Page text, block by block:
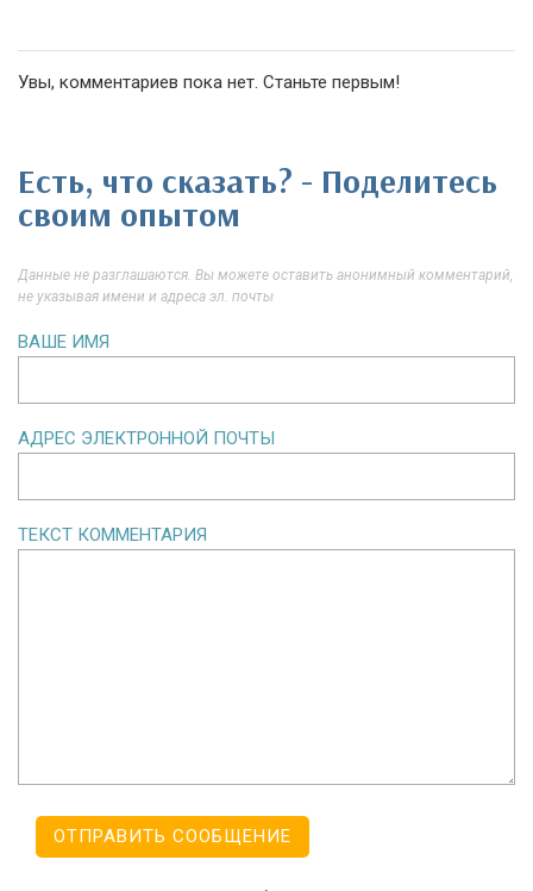
Увы, комментариев пока нет. Станьте первым!
Есть, что сказать? - Поделитесь
своим опытом
Данные не разглашаются. Вы можете оставить анонимный комментарий,
не указывая имени и адреса эл. почты
ВАШЕ ИМЯ
АДРЕС ЭЛЕКТРОННОЙ ПОЧТЫ
ТЕКСТ КОММЕНТАРИЯ